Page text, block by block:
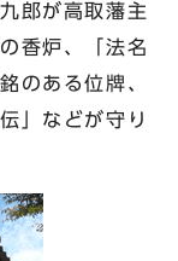
郎が高取藩主
香炉、「法名
ある位牌、
」などが守り